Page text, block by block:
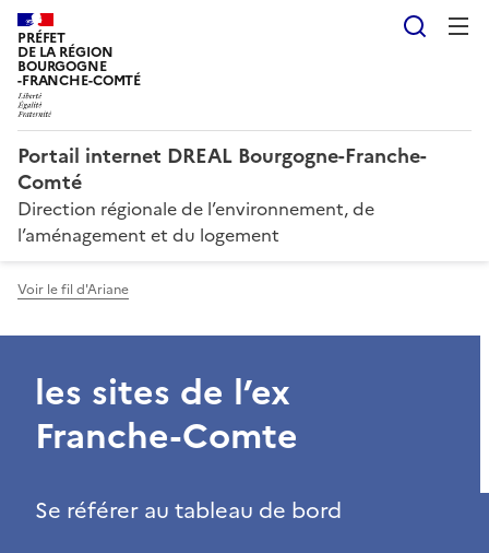
PRÉFET
DE LA RÉGION
BOURGOGNE
-FRANCHE-COMTÉ
Portail internet DREAL Bourgogne-Franche-
Comté
Direction régionale de l’environnement, de
l’aménagement et du logement
Voir le fil d'Ariane
les sites de l’ex
Franche-Comte
Se référer au tableau de bord